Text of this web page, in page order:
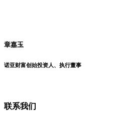
章嘉玉
诺亚财富创始投资人、执行董事
联系我们